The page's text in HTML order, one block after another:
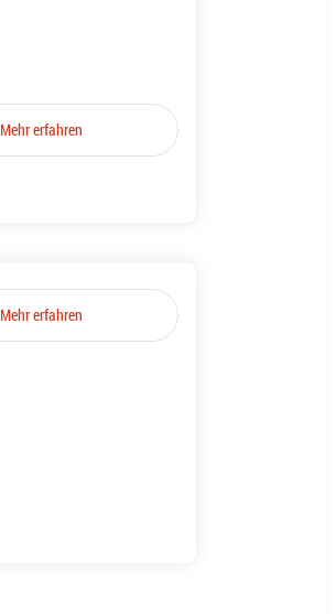
Mehr erfahren
Mehr erfahren